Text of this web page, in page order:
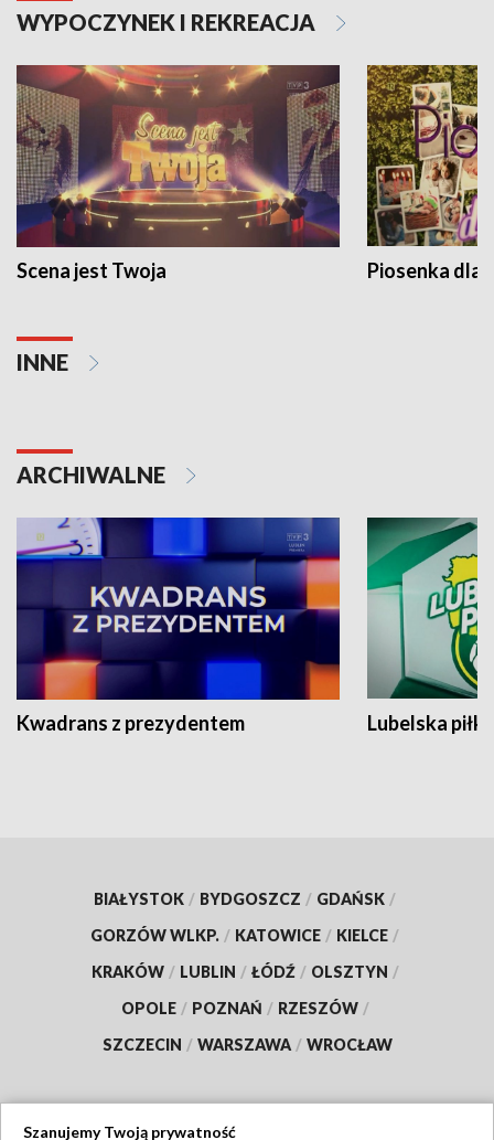
WYPOCZYNEK I REKREACJA
Scena jest Twoja Piosenka dla
INNE
ARCHIWALNE
Kwadrans z prezydentem Lubelska piłka
BIAŁYSTOK / BYDGOSZCZ / GDAŃSK /
GORZÓW WLKP. / KATOWICE / KIELCE /
KRAKÓW / LUBLIN / ŁÓDŹ / OLSZTYN /
OPOLE / POZNAŃ / RZESZÓW /
SZCZECIN / WARSZAWA / WROCŁAW
Szanujemy Twoją prywatność